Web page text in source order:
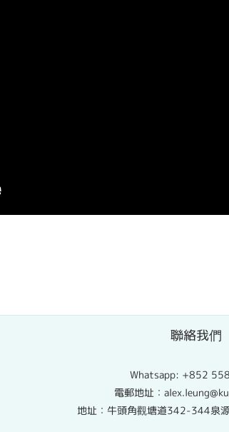
聯絡我們
Whatsapp: +852
電郵地址：
地址：牛頭角觀塘道342-344泉